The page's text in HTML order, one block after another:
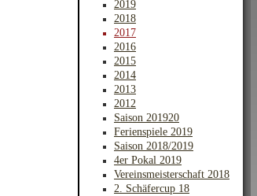
2019
2018
2017
2016
2015
2014
2013
2012
Saison 201920
Ferienspiele 2019
Saison 2018/2019
4er Pokal 2019
Vereinsmeisterschaft 2018
2. Schäfercup 18